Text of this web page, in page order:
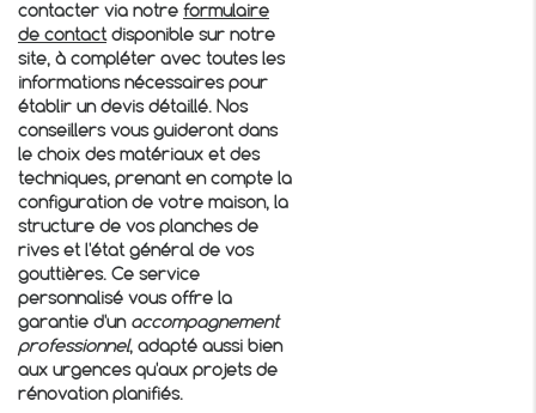
contacter via notre formulaire
de contactdisponible sur notre
site, à compléter avec toutes les
informations nécessaires pour
établir un devis détaillé. Nos
conseillers vous guideront dans
le choix des matériaux et des
techniques, prenant en compte la
configuration de votre maison, la
structure de vos planches de
rives et l'état général de vos
gouttières. Ce service
personnalisé vous offre la
garantie d'un accompagnement
professionnel, adapté aussi bien
aux urgences qu'aux projets de
rénovation planifiés.